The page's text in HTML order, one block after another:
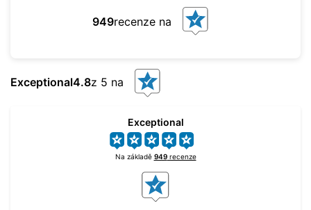
949recenze na
Exceptional4.8z 5 na
Exceptional
Na základě 949recenze